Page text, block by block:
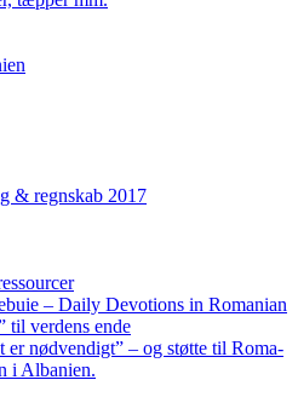
& regnskab 2017
– Daily Devotions in Romanian
til verdens ende
er nødvendigt” – og støtte til Roma-
i Albanien.